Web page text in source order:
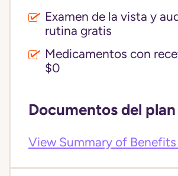
Examen de la vista y
rutina gratis
Medicamentos con
$0
Documentos del plan
View Summary of Benefits